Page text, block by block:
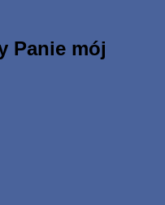
kto weń wierzy, nie
Panie mój